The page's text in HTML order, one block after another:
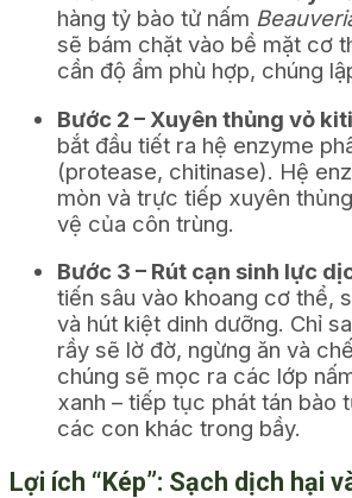
hàng tỷ bào tử nấm
sẽ bám chặt vào bề mặt cơ
cần độ ẩm phù hợp, chúng
Bước 2 – Xuyên thủng vỏ
bắt đầu tiết ra hệ enzyme
(protease, chitinase). Hệ
mòn và trực tiếp xuyên
vệ của côn trùng.
Bước 3 – Rút cạn sinh lực
tiến sâu vào khoang cơ thể,
và hút kiệt dinh dưỡng. Chỉ
rầy sẽ lờ đờ, ngừng ăn và
chúng sẽ mọc ra các lớp
xanh – tiếp tục phát tán bào
các con khác trong bầy.
Lợi ích “Kép”: Sạch dịch hại